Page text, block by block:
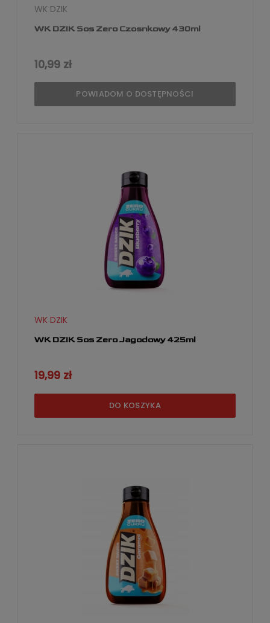
WK DZIK Sos Zero Czosnkowy 430ml
WK DZIK
10,99 zł
POWIADOM O DOSTĘPNOŚCI
WK DZIK Sos Zero Jagodowy 425ml
WK DZIK
19,99 zł
DO KOSZYKA